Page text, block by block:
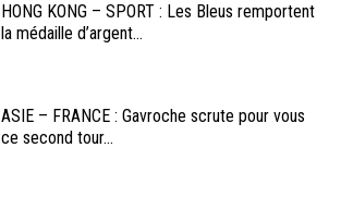
HONG KONG – SPORT : Les Bleus remportent
la médaille d’argent...
ASIE – FRANCE : Gavroche scrute pour vous
ce second tour...